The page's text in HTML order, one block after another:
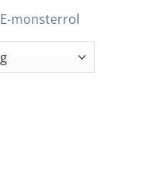
monsterrol